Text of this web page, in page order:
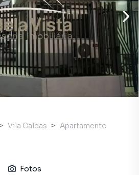
Vila Caldas
Apartamento
Fotos